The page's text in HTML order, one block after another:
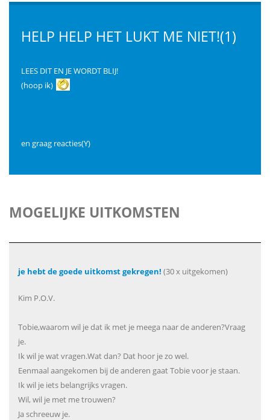
HELP HELP HET LUKT ME NIET!(1)
LEES DIT EN JE WORDT BLIJ!
(hoop ik)
en graag reacties(Y)
MOGELIJKE UITKOMSTEN
je hebt de goede uitkomst gekregen! (30 x uitgekomen)
Kim P.O.V.
Tobie,waarom wil je dat ik met je meega naar de anderen?Vraag
je.
Ik wil je wat vragen.Wat dan? Dat hoor je zo wel.
Eenmaal aangekomen bij de anderen gaat Tobie voor je staan.
Ik wil je iets belangrijks vragen.
Wil, wil je met me trouwen?
Ja schreeuw je.